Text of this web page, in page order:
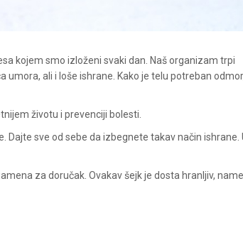
kojem smo izloženi svaki dan. Naš organizam trpi
umora, ali i loše ishrane. Kako je telu potreban
životu i prevenciji bolesti.
Dajte sve od sebe da izbegnete takav način ishrane.
za doručak. Ovakav šejk je dosta hranljiv,